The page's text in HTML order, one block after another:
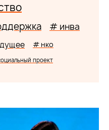
# инва
# нко
проект